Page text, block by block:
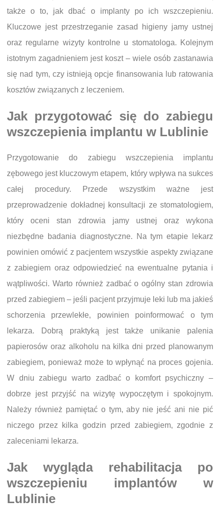
także o to, jak dbać o implanty po ich wszczepieniu.
Kluczowe jest przestrzeganie zasad higieny jamy ustnej
oraz regularne wizyty kontrolne u stomatologa. Kolejnym
istotnym zagadnieniem jest koszt – wiele osób zastanawia
się nad tym, czy istnieją opcje finansowania lub ratowania
kosztów związanych z leczeniem.
Jak przygotować się do zabiegu
wszczepienia implantu w Lublinie
Przygotowanie do zabiegu wszczepienia implantu
zębowego jest kluczowym etapem, który wpływa na sukces
całej procedury. Przede wszystkim ważne jest
przeprowadzenie dokładnej konsultacji ze stomatologiem,
który oceni stan zdrowia jamy ustnej oraz wykona
niezbędne badania diagnostyczne. Na tym etapie lekarz
powinien omówić z pacjentem wszystkie aspekty związane
z zabiegiem oraz odpowiedzieć na ewentualne pytania i
wątpliwości. Warto również zadbać o ogólny stan zdrowia
przed zabiegiem – jeśli pacjent przyjmuje leki lub ma jakieś
schorzenia przewlekłe, powinien poinformować o tym
lekarza. Dobrą praktyką jest także unikanie palenia
papierosów oraz alkoholu na kilka dni przed planowanym
zabiegiem, ponieważ może to wpłynąć na proces gojenia.
W dniu zabiegu warto zadbać o komfort psychiczny –
dobrze jest przyjść na wizytę wypoczętym i spokojnym.
Należy również pamiętać o tym, aby nie jeść ani nie pić
niczego przez kilka godzin przed zabiegiem, zgodnie z
zaleceniami lekarza.
Jak wygląda rehabilitacja po
wszczepieniu implantów w
Lublinie